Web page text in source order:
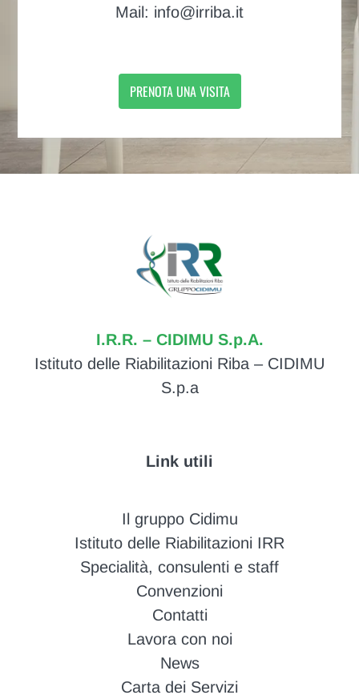
Mail: info@irriba.it
PRENOTA UNA VISITA
I.R.R. – CIDIMU S.p.A.
Istituto delle Riabilitazioni Riba – CIDIMU
S.p.a
Link utili
Il gruppo Cidimu
Istituto delle Riabilitazioni IRR
Specialità, consulenti e staff
Convenzioni
Contatti
Lavora con noi
News
Carta dei Servizi